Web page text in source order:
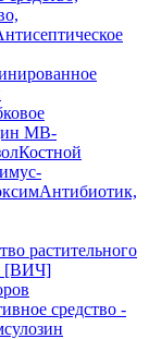
МВ-
Костной
Антибиотик,
растительного
[ВИЧ]
средство -